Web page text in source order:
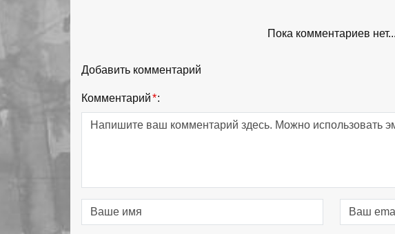
Пока комментариев нет...
Добавить комментарий
Комментарий*: